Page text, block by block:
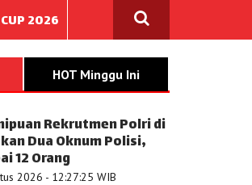
2026
HOT Minggu Ini
Rekrutmen Polri di
Dua Oknum Polisi,
12 Orang
2026 - 12:27:25 WIB